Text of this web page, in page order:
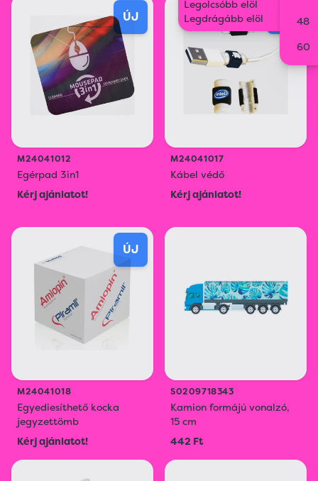
Legolcsóbb elöl
Legdrágább elöl
48
60
ÚJ
M24041012
Egérpad 3in1
Kérj ajánlatot!
M24041017
Kábel védő
Kérj ajánlatot!
ÚJ
M24041018
Egyediesíthető kocka
jegyzettömb
Kérj ajánlatot!
S0209718343
Kamion formájú vonalzó,
15 cm
442 Ft